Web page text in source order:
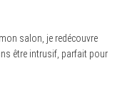
salon, je redécouvre
être intrusif, parfait pour